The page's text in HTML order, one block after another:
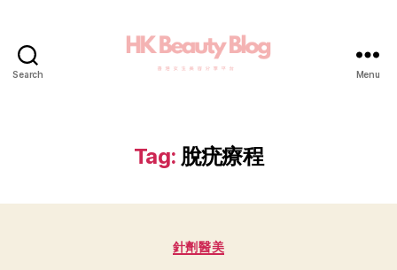
Search Menu
Tag: 脫疣療程
針劑醫美